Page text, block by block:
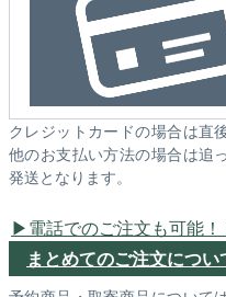
クレジットカードの場合は直
他のお支払い方法の場合は追
発送となります。
電話でのご注文も可能
まとめてのご注文につ